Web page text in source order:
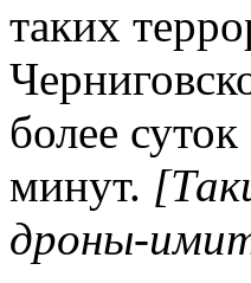
таких
более
минут.
дроны-